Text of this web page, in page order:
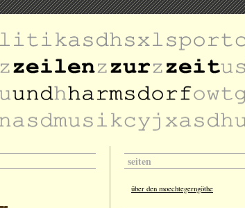
seiten
über den moechtegerngöthe